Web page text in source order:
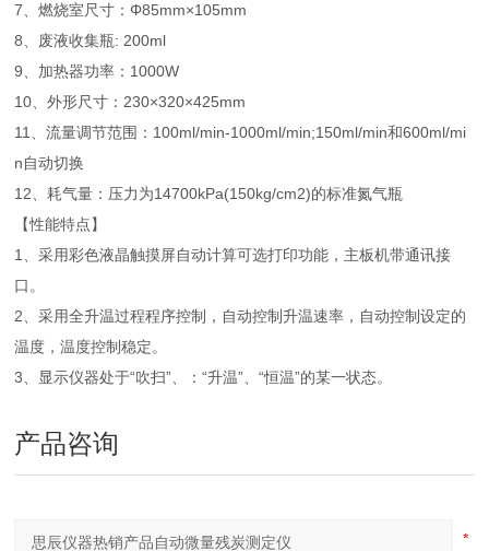
7、燃烧室尺寸：Φ85mm×105mm
8、废液收集瓶: 200ml
9、加热器功率：1000W
10、外形尺寸：230×320×425mm
11、流量调节范围：100ml/min-1000ml/min;150ml/min和600ml/mi
n自动切换
12、耗气量：压力为14700kPa(150kg/cm2)的标准氮气瓶
【性能特点】
1、采用彩色液晶触摸屏自动计算可选打印功能，主板机带通讯接
口。
2、采用全升温过程程序控制，自动控制升温速率，自动控制设定的
温度，温度控制稳定。
3、显示仪器处于“吹扫”、：“升温”、“恒温”的某一状态。
产品咨询